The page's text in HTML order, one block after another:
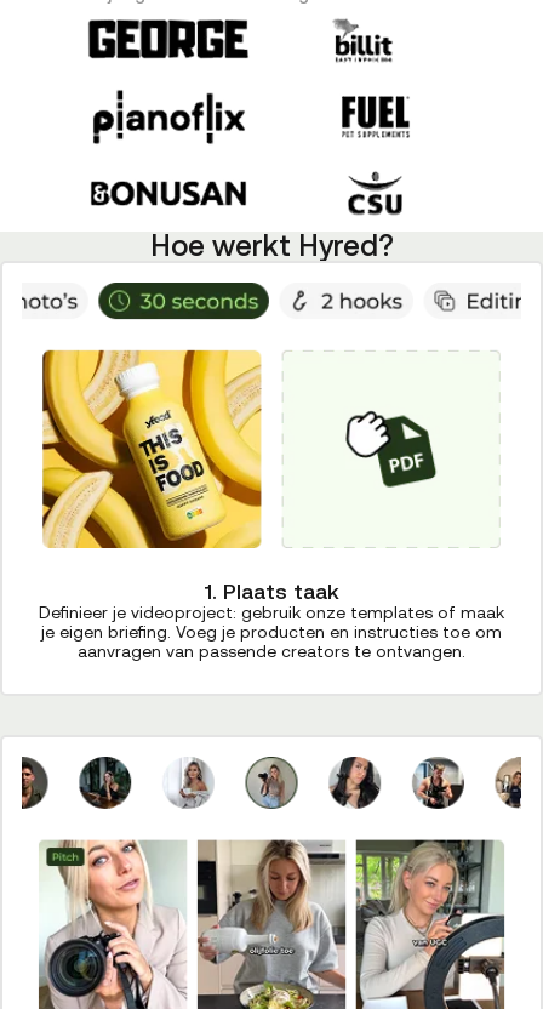
Hoe werkt Hyred?
1. Plaats taak
Definieer je videoproject: gebruik onze templates of maak
je eigen briefing. Voeg je producten en instructies toe om
aanvragen van passende creators te ontvangen.